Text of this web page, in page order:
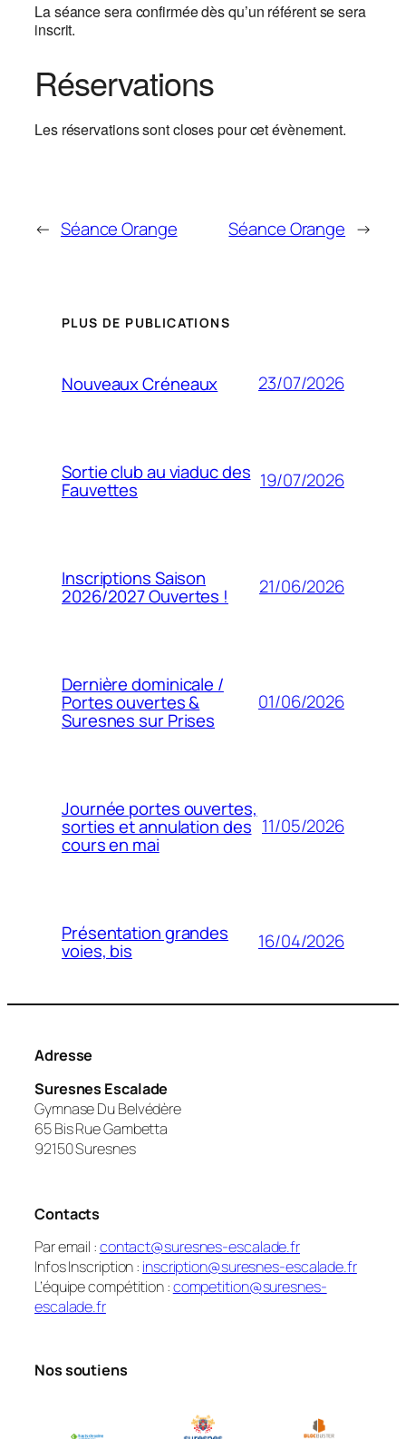
La séance sera confirmée dès qu’un référent se sera
inscrit.
Réservations
Les réservations sont closes pour cet évènement.
← Séance Orange Séance Orange →
PLUS DE PUBLICATIONS
Nouveaux Créneaux 23/07/2026
Sortie club au viaduc des
Fauvettes 19/07/2026
Inscriptions Saison
2026/2027 Ouvertes ! 21/06/2026
Dernière dominicale /
Portes ouvertes &
Suresnes sur Prises
01/06/2026
Journée portes ouvertes,
sorties et annulation des
cours en mai
11/05/2026
Présentation grandes
voies, bis 16/04/2026
Adresse
Suresnes Escalade
Gymnase Du Belvédère
65 Bis Rue Gambetta
92150 Suresnes
Contacts
Par email :contact@suresnes-escalade.fr
Infos Inscription : inscription@suresnes-escalade.fr
L’équipe compétition :competition@suresnes-
escalade.fr
Nos soutiens